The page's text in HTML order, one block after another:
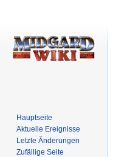
Hauptseite
Aktuelle Ereignisse
Letzte Änderungen
Zufällige Seite